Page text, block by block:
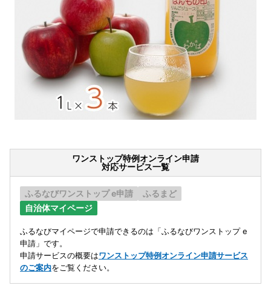
ワンストップ特例オンライン申請
対応サービス一覧
ふるなびワンストップ e申請
ふるまど
自治体マイページ
ふるなびマイページで申請できるのは「ふるなびワンストップ e
申請」です。
申請サービスの概要はワンストップ特例オンライン申請サービス
のご案内をご覧ください。